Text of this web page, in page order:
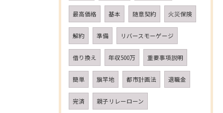
最高価格 基本 随意契約 火災保険
解約 準備 リバースモーゲージ
借り換え 年収500万 重要事項説明
簡単 旗竿地 都市計画法 退職金
完済 親子リレーローン